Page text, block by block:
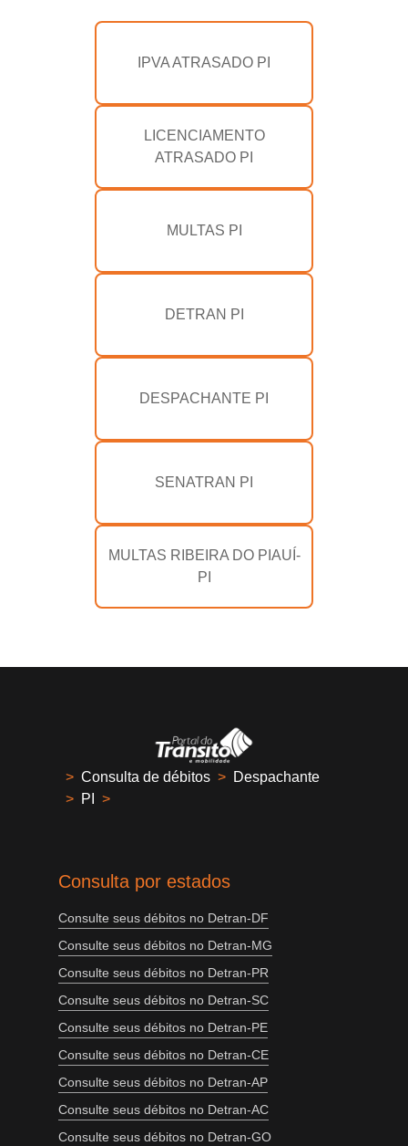
IPVA ATRASADO PI
LICENCIAMENTO
ATRASADO PI
MULTAS PI
DETRAN PI
DESPACHANTE PI
SENATRAN PI
MULTAS RIBEIRA DO PIAUÍ-
PI
> Consulta de débitos > Despachante
> PI >
Consulta por estados
Consulte seus débitos no Detran-DF
Consulte seus débitos no Detran-MG
Consulte seus débitos no Detran-PR
Consulte seus débitos no Detran-SC
Consulte seus débitos no Detran-PE
Consulte seus débitos no Detran-CE
Consulte seus débitos no Detran-AP
Consulte seus débitos no Detran-AC
Consulte seus débitos no Detran-GO